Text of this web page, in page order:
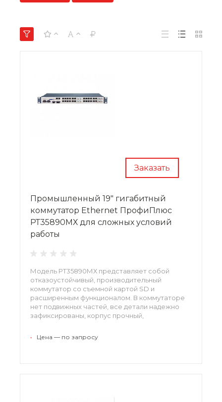
Заказать
Промышленный 19" гигабитный
коммутатор Ethernet ПрофиПлюс
РТ35890МХ для сложных условий
работы
Модель РТ35890МХ представляет собой
отказоустойчивый, производительный
коммутатор со съемной картой SD и
расширенным функционалом. В коммутаторе
нет подвижных частей, все детали надежно
зафиксированы, корпус прочный,
мониторинг, быстрое восстановление при
• Цена — по запросу